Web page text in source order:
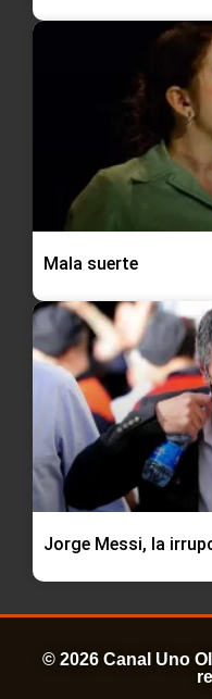
Mala suerte
Jorge Messi, la
© 2026 Canal Uno